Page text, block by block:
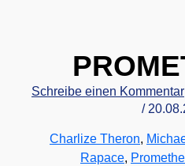
Schreibe einen Kommentar
/
Charlize Theron,
Rapace,